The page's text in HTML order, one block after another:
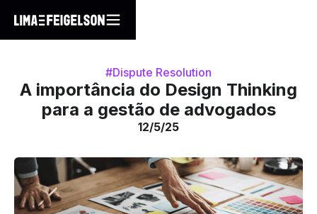
#Dispute Resolution
A importância do Design Thinking
para a gestão de advogados
12/5/25